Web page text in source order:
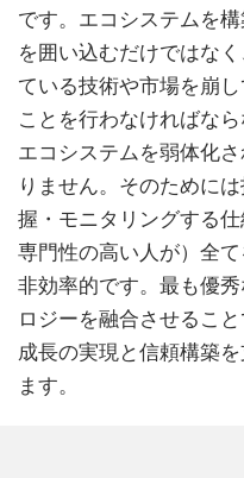
です。エコシステムを
を囲い込むだけではな
ている技術や市場を崩
ことを行わなければな
エコシステムを弱体化
りません。そのために
握・モニタリングする
専門性の高い人が）全て
非効率的です。最も優
ロジーを融合させるこ
成長の実現と信頼構築
ます。